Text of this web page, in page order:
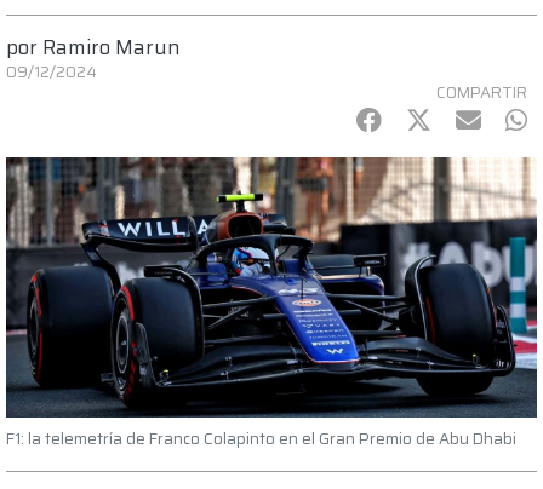
por Ramiro Marun
09/12/2024
COMPARTIR
Facebook
Twitter
mail
F1: la telemetría de Franco Colapinto en el Gran Premio de Abu Dhabi